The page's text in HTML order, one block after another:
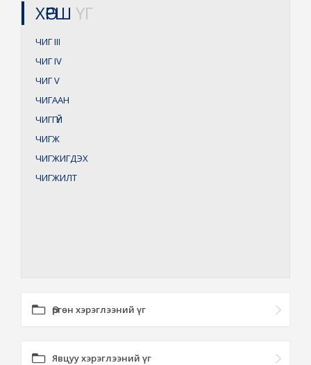
ХӨРШ ҮГ
ЧИГIII
ЧИГIV
ЧИГV
ЧИГААН
ЧИГГҮЙ
ЧИГЖ
ЧИГЖИГДЭХ
ЧИГЖИЛТ
Өргөн хэрэглээний үг
Явцуу хэрэглээний үг